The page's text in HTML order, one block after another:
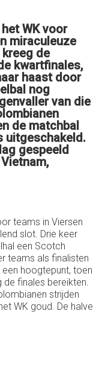
WK voor
miraculeuze
de
kwartfinales,
haast door
nog
van die
de matchbal
uitgeschakeld.
gespeeld
teams in Viersen
slot. Drie keer
een Scotch
teams als finalisten
hoogtepunt, toen
de finales bereikten.
strijden
WK goud. De halve